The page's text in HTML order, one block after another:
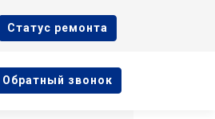
Cтатус ремонта
Oбратный звонок